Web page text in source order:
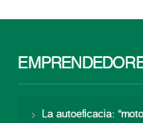
La autoeficacia: